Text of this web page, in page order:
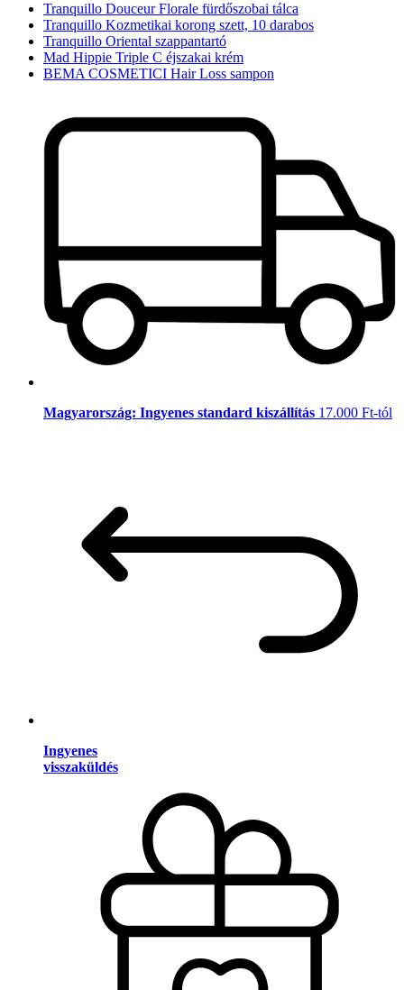
Tranquillo Douceur Florale fürdőszobai tálca
Tranquillo Kozmetikai korong szett, 10 darabos
Tranquillo Oriental szappantartó
Mad Hippie Triple C éjszakai krém
BEMA COSMETICI Hair Loss sampon
Magyarország: Ingyenes standard kiszállítás 17.000 Ft-tól
Ingyenes
visszaküldés